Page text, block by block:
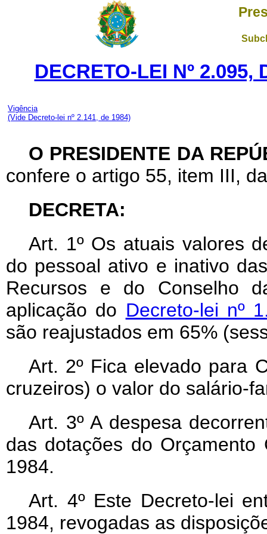
DECRETO-LEI Nº 2.095,
Vigência
(Vide Decreto-lei nº 2.141, de 1984)
O PRESIDENTE DA
confere o artigo 55, item III,
DECRETA:
Art. 1º Os atuais valores
do pessoal ativo e inativo
Recursos e do Conselho
aplicação do Decreto-lei nº
são reajustados em 65%
Art. 2º Fica elevado para
cruzeiros) o valor do salário-
Art. 3º A despesa
das dotações do
1984.
Art. 4º Este Decreto-lei
1984, revogadas as